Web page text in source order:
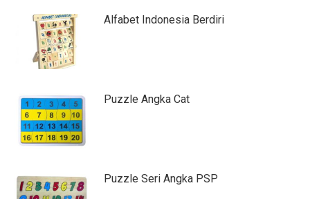
Alfabet Indonesia Berdiri
Puzzle Angka Cat
Puzzle Seri Angka PSP